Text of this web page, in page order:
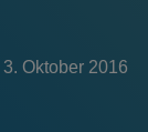
3. Oktober 2016